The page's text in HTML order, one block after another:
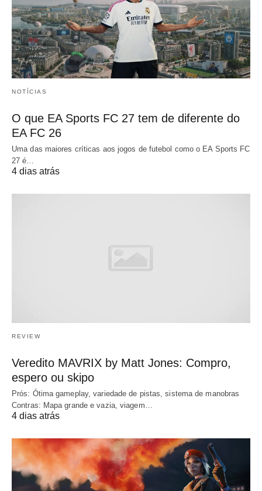
NOTÍCIAS
O que EA Sports FC 27 tem de diferente do
EA FC 26
Uma das maiores críticas aos jogos de futebol como o EA Sports FC
27 é…
4 dias atrás
REVIEW
Veredito MAVRIX by Matt Jones: Compro,
espero ou skipo
Prós: Ótima gameplay, variedade de pistas, sistema de manobras
Contras: Mapa grande e vazia, viagem…
4 dias atrás